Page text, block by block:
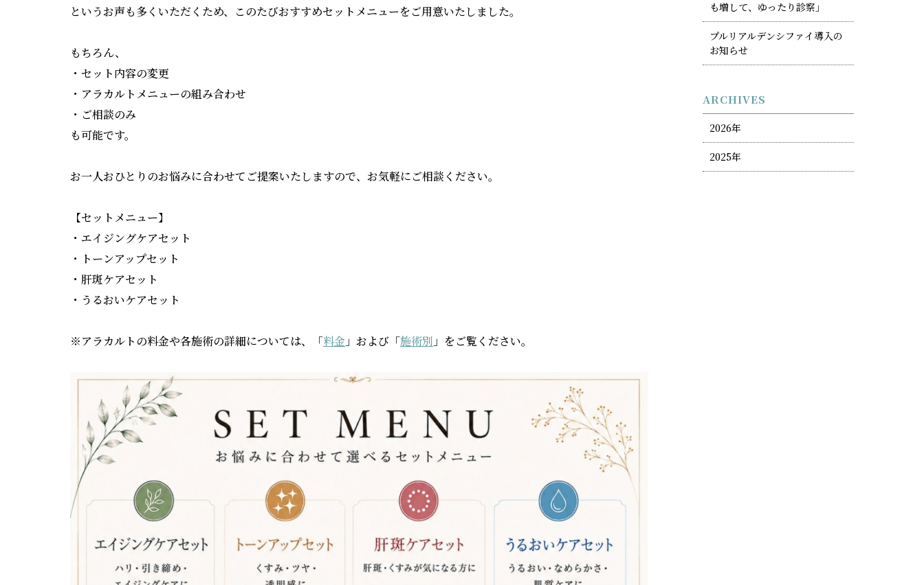
というお声も多くいただくため、このたびおすすめセットメニューをご用意いたしました。
もちろん、
・セット内容の変更
・アラカルトメニューの組み合わせ
・ご相談のみ
も可能です。
お一人おひとりのお悩みに合わせてご提案いたしますので、お気軽にご相談ください。
【セットメニュー】
・エイジングケアセット
・トーンアップセット
・肝斑ケアセット
・うるおいケアセット
※アラカルトの料金や各施術の詳細については、「料金 」および「施術別 」をご覧ください。
も増して、ゆったり診察」
プルリアルデンシファイ導入の
お知らせ
ARCHIVES
2026年
2025年